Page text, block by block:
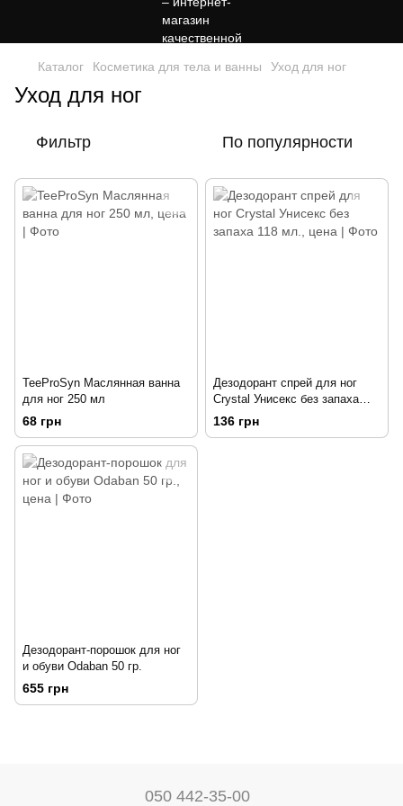
Каталог Косметика для тела и ванны Уход для ног
Уход для ног
Фильтр По популярности
TeeProSyn Маслянная ванна
для ног 250 мл
68 грн
Дезодорант спрей для ног
Crystal Унисекс без запаха
118 мл.
136 грн
Дезодорант-порошок для ног
и обуви Odaban 50 гр.
655 грн
050 442-35-00